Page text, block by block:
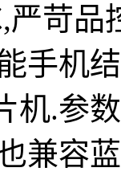
苛品
手机
机.参
兼容